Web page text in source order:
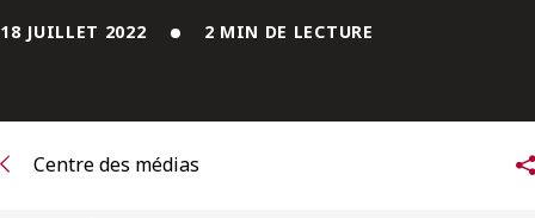
18 JUILLET 2022 2 MIN DE LECTURE
Centre des médias